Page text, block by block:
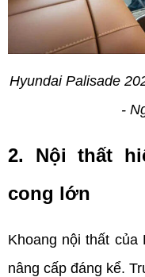
Hyundai Palisade
-
2. Nội thất
cong lớn
Khoang nội thất
nâng cấp đáng kể.